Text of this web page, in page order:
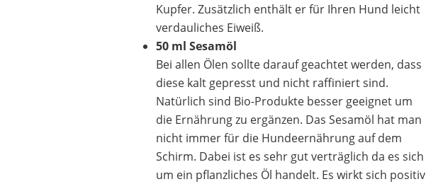
Kupfer. Zusätzlich enthält er für Ihren Hund leicht
verdauliches Eiweiß.
50 ml Sesamöl
Bei allen Ölen sollte darauf geachtet werden, dass
diese kalt gepresst und nicht raffiniert sind.
Natürlich sind Bio-Produkte besser geeignet um
die Ernährung zu ergänzen. Das Sesamöl hat man
nicht immer für die Hundeernährung auf dem
Schirm. Dabei ist es sehr gut verträglich da es sich
um ein pflanzliches Öl handelt. Es wirkt sich positiv